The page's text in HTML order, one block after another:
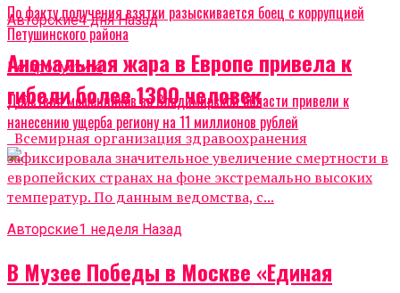
По факту получения взятки разыскивается боец с коррупцией
Петушинского района
Не пропустите
Действия мошенников во Владимирской области привели к
нанесению ущерба региону на 11 миллионов рублей
Авторские4 дня Назад
Аномальная жара в Европе привела к
гибели более 1300 человек
Всемирная организация здравоохранения
зафиксировала значительное увеличение смертности в
европейских странах на фоне экстремально высоких
температур. По данным ведомства, с...
Авторские1 неделя Назад
В Музее Победы в Москве «Единая